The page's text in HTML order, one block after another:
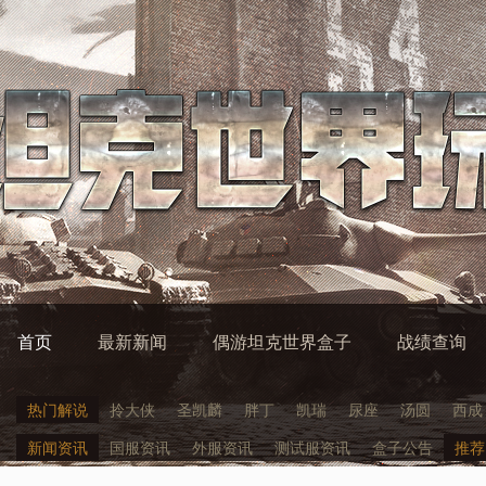
首页 最新新闻 偶游坦克世界盒子 战绩查询
热门解说 拎大侠 圣凯麟 胖丁 凯瑞 尿座 汤圆
西成
新闻资讯
国服资讯 外服资讯 测试服资讯 盒子公告 推